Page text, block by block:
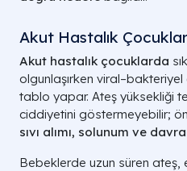
Akut Hastalık
Akut hastalık çocuklarda
olgunlaşırken
tablo yapar. Ateş yüksekliği
ciddiyetini göstermeyebilir;
sıvı alımı, solunum ve
Bebeklerde uzun süren ateş,